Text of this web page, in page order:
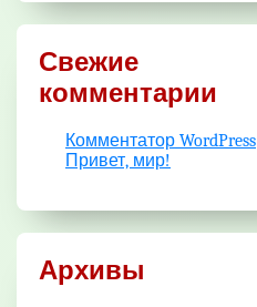
Свежие
комментарии
Комментатор WordPress
Привет, мир!
Архивы